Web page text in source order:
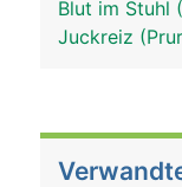
Blut im Stuhl
Juckreiz